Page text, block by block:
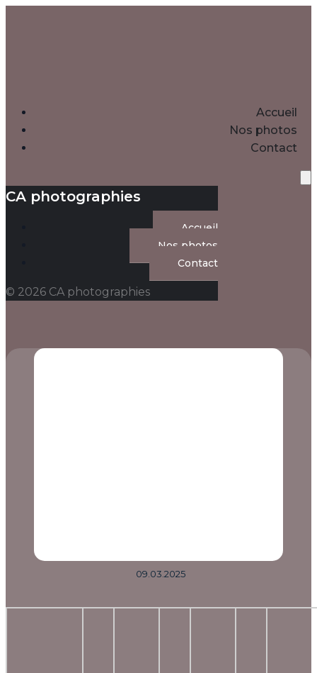
Accueil
Nos photos
Contact
CA photographies
Accueil
Nos photos
Contact
© 2026 CA photographies
09.03.2025